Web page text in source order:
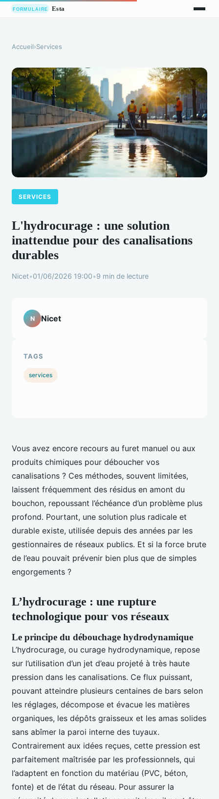
Accueil›Services
SERVICES
L'hydrocurage : une solution
inattendue pour des canalisations
durables
Nicet•01/06/2026 19:00•9 min de lecture
Vous avez encore recours au furet manuel ou aux
produits chimiques pour déboucher vos
canalisations ? Ces méthodes, souvent limitées,
laissent fréquemment des résidus en amont du
bouchon, repoussant l’échéance d’un problème plus
profond. Pourtant, une solution plus radicale et
durable existe, utilisée depuis des années par les
gestionnaires de réseaux publics. Et si la force brute
de l’eau pouvait prévenir bien plus que de simples
engorgements ?
L’hydrocurage : une rupture
technologique pour vos réseaux
Le principe du débouchage hydrodynamique
L’hydrocurage, ou curage hydrodynamique, repose
sur l’utilisation d’un jet d’eau projeté à très haute
pression dans les canalisations. Ce flux puissant,
pouvant atteindre plusieurs centaines de bars selon
les réglages, décompose et évacue les matières
organiques, les dépôts graisseux et les amas solides
sans abîmer la paroi interne des tuyaux.
Contrairement aux idées reçues, cette pression est
parfaitement maîtrisée par les professionnels, qui
l’adaptent en fonction du matériau (PVC, béton,
fonte) et de l’état du réseau. Pour assurer la
N Nicet
TAGS
services